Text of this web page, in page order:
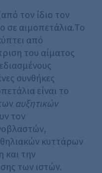
τον ίδιο τον
σε αιμοπετάλια.Το
από
του αίματος
συνθήκες
είναι το
αυξητικών
τον
κυττάρων
την
των ιστών.